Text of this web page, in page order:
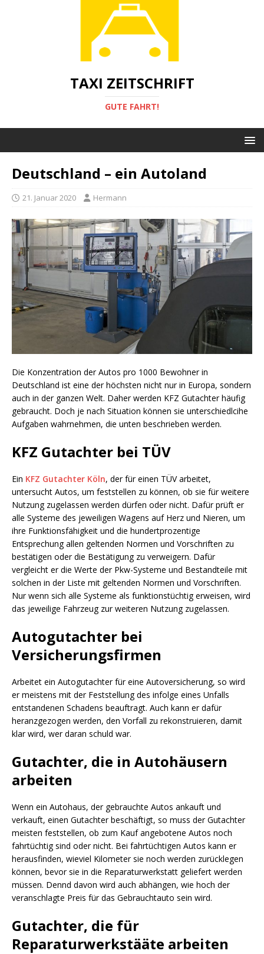
TAXI ZEITSCHRIFT
GUTE FAHRT!
Deutschland – ein Autoland
21. Januar 2020 Hermann
Die Konzentration der Autos pro 1000 Bewohner in
Deutschland ist eine der höchsten nicht nur in Europa, sondern
auch in der ganzen Welt. Daher werden KFZ Gutachter häufig
gebraucht. Doch je nach Situation können sie unterschiedlcihe
Aufgaben wahrnehmen, die unten beschrieben werden.
KFZ Gutachter bei TÜV
Ein KFZ Gutachter Köln, der für einen TÜV arbeitet,
untersucht Autos, um feststellen zu können, ob sie für weitere
Nutzung zugelassen werden dürfen oder nicht. Dafür prüft er
alle Systeme des jeweiligen Wagens auf Herz und Nieren, um
ihre Funktionsfähigkeit und die hundertprozentige
Entsprechung allen geltenden Normen und Vorschriften zu
bestätigen oder die Bestätigung zu verweigern. Dafür
vergleicht er die Werte der Pkw-Systeme und Bestandteile mit
solchen in der Liste mit geltenden Normen und Vorschriften.
Nur wenn sich alle Systeme als funktionstüchtig erweisen, wird
das jeweilige Fahrzeug zur weiteren Nutzung zugelassen.
Autogutachter bei
Versicherungsfirmen
Arbeitet ein Autogutachter für eine Autoversicherung, so wird
er meistens mit der Feststellung des infolge eines Unfalls
entstandenen Schadens beauftragt. Auch kann er dafür
heranzgezogen werden, den Vorfall zu rekonstruieren, damit
klar wird, wer daran schuld war.
Gutachter, die in Autohäusern
arbeiten
Wenn ein Autohaus, der gebrauchte Autos ankauft und
verkauft, einen Gutachter beschäftigt, so muss der Gutachter
meisten feststellen, ob zum Kauf angebotene Autos noch
fahrtüchtig sind oder nicht. Bei fahrtüchtigen Autos kann er
herausfinden, wieviel Kilometer sie noch werden zurücklegen
können, bevor sie in die Reparaturwerkstatt geliefert werden
müssen. Dennd davon wird auch abhängen, wie hoch der
veranschlagte Preis für das Gebrauchtauto sein wird.
Gutachter, die für
Reparaturwerkstääte arbeiten